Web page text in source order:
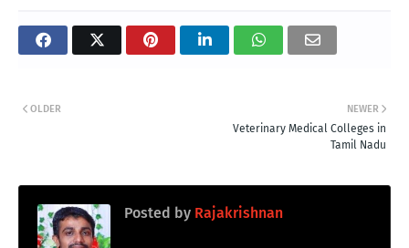
NEWER
Veterinary Medical Colleges in
Tamil Nadu
OLDER
Posted by Rajakrishnan